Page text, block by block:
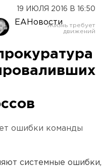
19 ИЮЛЯ 2016 В 16:50
ЕАНовости
ошибки команды
системные ошибки,